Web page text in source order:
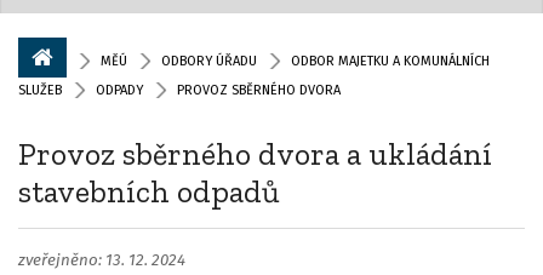
MĚÚ ODBORY ÚŘADU
ODBOR MAJETKU A KOMUNÁLNÍCH
SLUŽEB
ODPADY PROVOZ SBĚRNÉHO DVORA
Provoz sběrného dvora a ukládání
stavebních odpadů
zveřejněno: 13. 12. 2024